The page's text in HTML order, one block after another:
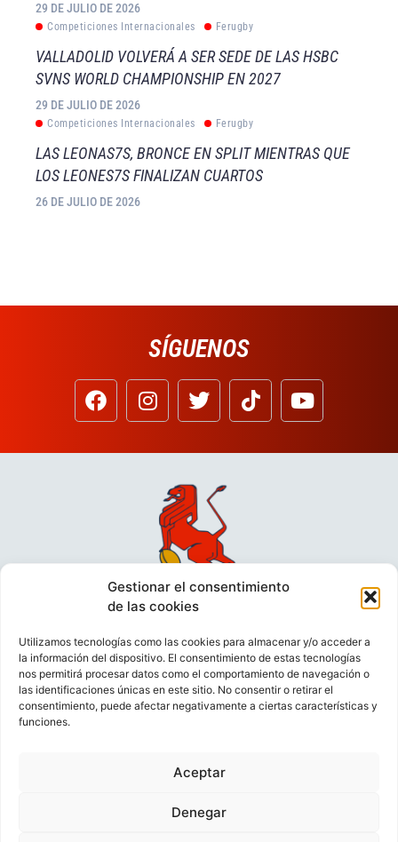
Gestionar el consentimiento
de las cookies
Utilizamos tecnologías como las cookies para almacenar y/o acceder a
la información del dispositivo. El consentimiento de estas tecnologías
nos permitirá procesar datos como el comportamiento de navegación o
las identificaciones únicas en este sitio. No consentir o retirar el
consentimiento, puede afectar negativamente a ciertas características y
funciones.
Aceptar
Denegar
29 DE JULIO DE 2026
Competiciones Internacionales Ferugby
VALLADOLID VOLVERÁ A SER SEDE DE LAS HSBC
SVNS WORLD CHAMPIONSHIP EN 2027
29 DE JULIO DE 2026
Competiciones Internacionales Ferugby
LAS LEONAS7S, BRONCE EN SPLIT MIENTRAS QUE
LOS LEONES7S FINALIZAN CUARTOS
26 DE JULIO DE 2026
SÍGUENOS
VIDEOCONFERENCIAS
POLÍTICA DE PRIVACIDAD
CONTACTO